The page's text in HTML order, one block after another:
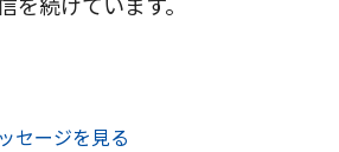
セージを見る